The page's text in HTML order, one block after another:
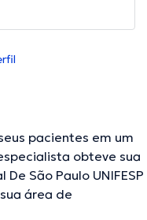
pacientes em um
obteve sua
São Paulo UNIFESP
área de